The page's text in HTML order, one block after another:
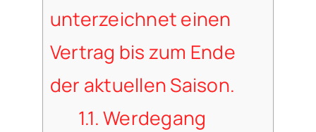
unterzeichnet einen
Vertrag bis zum Ende
der aktuellen Saison.
1.1.Werdegang